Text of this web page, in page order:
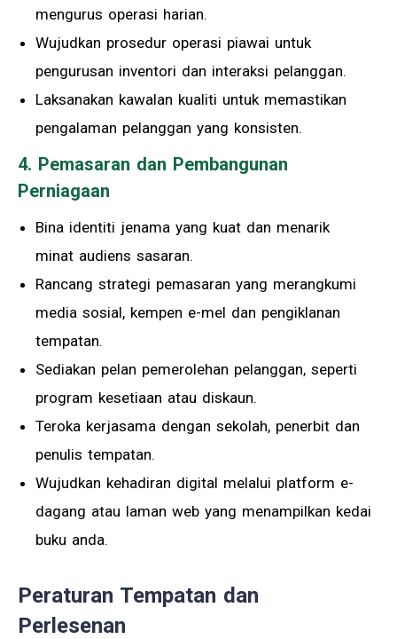
mengurus operasi harian.
Wujudkan prosedur operasi piawai untuk
pengurusan inventori dan interaksi pelanggan.
Laksanakan kawalan kualiti untuk memastikan
pengalaman pelanggan yang konsisten.
4. Pemasaran dan Pembangunan
Perniagaan
Bina identiti jenama yang kuat dan menarik
minat audiens sasaran.
Rancang strategi pemasaran yang merangkumi
media sosial, kempen e-mel dan pengiklanan
tempatan.
Sediakan pelan pemerolehan pelanggan, seperti
program kesetiaan atau diskaun.
Teroka kerjasama dengan sekolah, penerbit dan
penulis tempatan.
Wujudkan kehadiran digital melalui platform e-
dagang atau laman web yang menampilkan kedai
buku anda.
Peraturan Tempatan dan
Perlesenan